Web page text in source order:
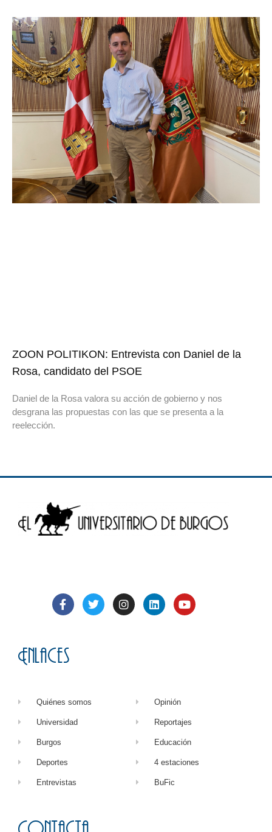
ZOON POLITIKON: Entrevista con Daniel de la
Rosa, candidato del PSOE
Daniel de la Rosa valora su acción de gobierno y nos
desgrana las propuestas con las que se presenta a la
reelección.
Enlaces
Quiénes somos
Universidad
Burgos
Deportes
Entrevistas
Opinión
Reportajes
Educación
4 estaciones
BuFic